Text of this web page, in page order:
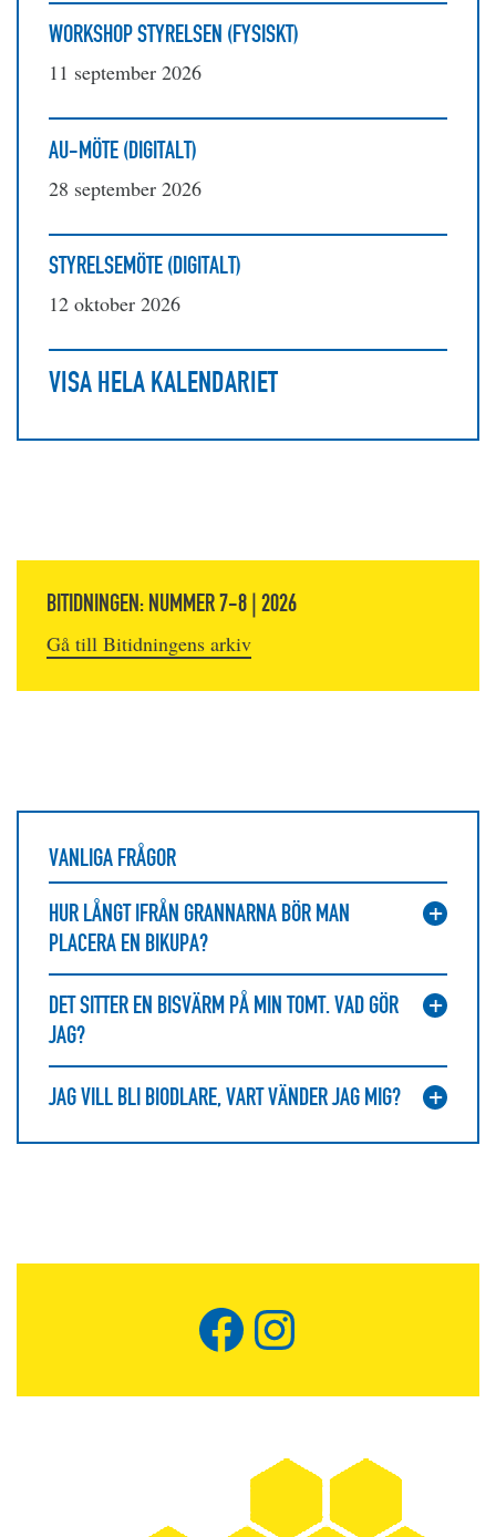
WORKSHOP STYRELSEN (FYSISKT)
11 september 2026
AU-MÖTE (DIGITALT)
28 september 2026
STYRELSEMÖTE (DIGITALT)
12 oktober 2026
VISA HELA KALENDARIET
BITIDNINGEN: NUMMER 7-8 | 2026
Gå till Bitidningens arkiv
VANLIGA FRÅGOR
HUR LÅNGT IFRÅN GRANNARNA BÖR MAN
PLACERA EN BIKUPA?
DET SITTER EN BISVÄRM PÅ MIN TOMT. VAD GÖR
JAG?
JAG VILL BLI BIODLARE, VART VÄNDER JAG MIG?
Facebook
Instagram